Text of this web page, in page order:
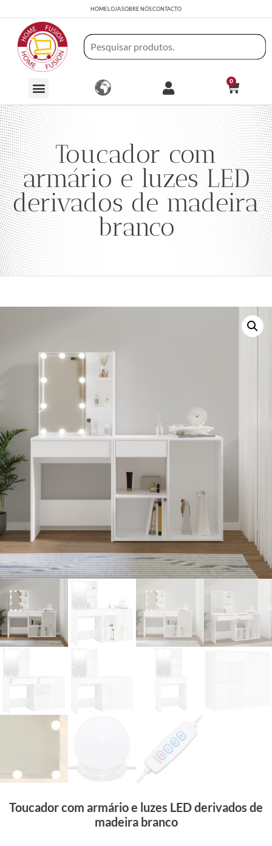
HOMELOJASOBRE NÓSCONTACTO
0
Toucador com
armário e luzes LED
derivados de madeira
branco
Toucador com armário e luzes LED derivados de
madeira branco